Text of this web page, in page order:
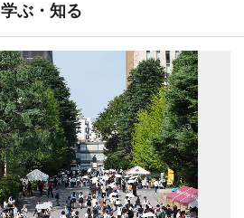
学ぶ・知る